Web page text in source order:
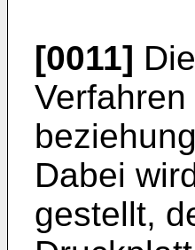
[0011] Die
Dabei
gestellt,